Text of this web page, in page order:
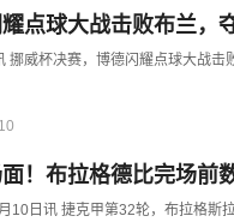
点球大战击败布兰，
挪威杯决赛，博德闪耀点球大战
！布拉格德比完场前
10日讯 捷克甲第32轮，布拉格斯